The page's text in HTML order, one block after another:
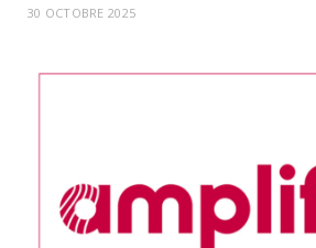
30 OCTOBRE 2025